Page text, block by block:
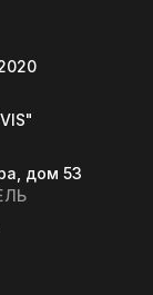
дом 53